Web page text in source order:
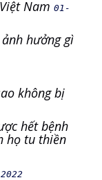
Nam 01-
hưởng gì
không bị
hết bệnh
họ tu thiền